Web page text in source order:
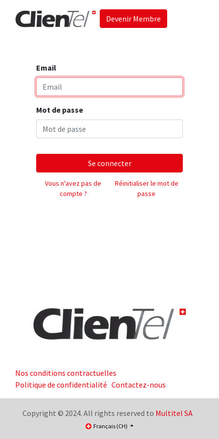
Devenir Membre
Email
Mot de passe
Se connecter
Vous n'avez pas de
compte ?
Réinitialiser le mot de
passe
Nos conditions contractuelles
Politique de confidentialité Contactez-nous
Copyright © 2024. All rights reserved to Multitel SA
Français (CH)